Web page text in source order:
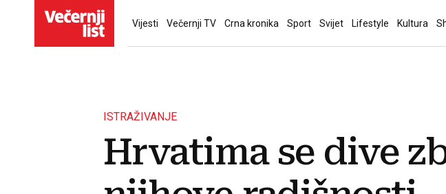
Vijesti Večernji TV Crna kronika Sport Svijet Lifestyle Kultura
ISTRAŽIVANJE
Hrvatima se dive